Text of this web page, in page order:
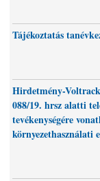
Tájékoztatás
Hirdetmény-
088/19. hrsz alatti
tevékenységére
környezethasználati